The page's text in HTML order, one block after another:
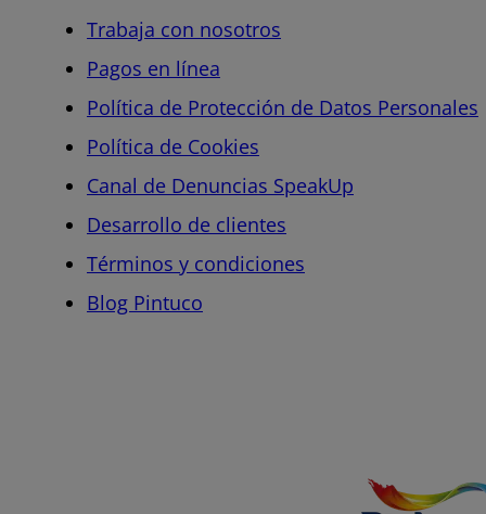
Trabaja con nosotros
Pagos en línea
Política de Protección de Datos Personales
Política de Cookies
Canal de Denuncias SpeakUp
Desarrollo de clientes
Términos y condiciones
Blog Pintuco